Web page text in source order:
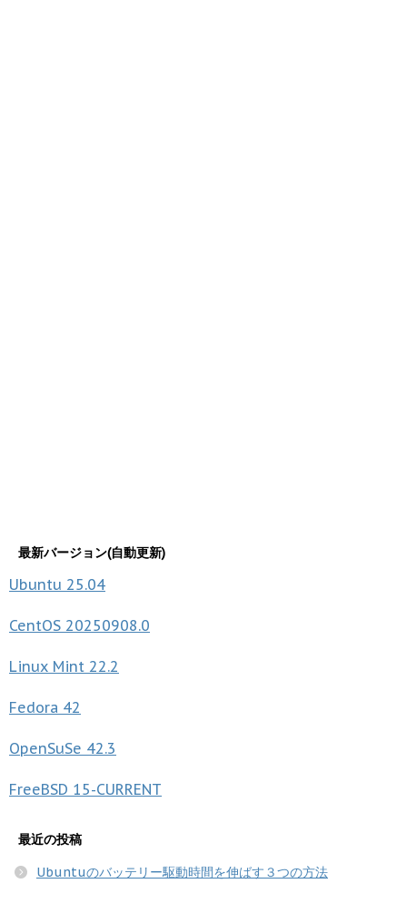
最新バージョン(自動更新)
Ubuntu 25.04
CentOS 20250908.0
Linux Mint 22.2
Fedora 42
OpenSuSe 42.3
FreeBSD 15-CURRENT
最近の投稿
Ubuntuのバッテリー駆動時間を伸ばす３つの方法